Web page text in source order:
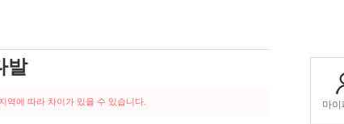
발
에 따라 차이가 있을 수 있습니다.